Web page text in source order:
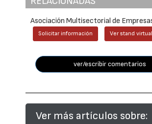
Asociación Multisectorial de
Solicitar información Ver stand virtual
ver/escribir comentarios
Ver más artículos sobre: